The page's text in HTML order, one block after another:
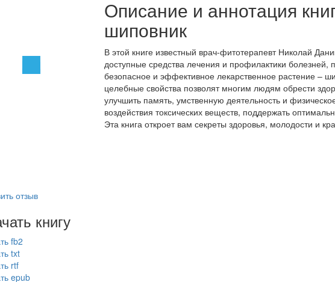
отзыв
книгу
fb2
txt
rtf
epub
Описание и аннотация
шиповник
В этой книге известный врач-фитотерапевт Николай
доступные средства лечения и профилактики
безопасное и эффективное лекарственное растение –
целебные свойства позволят многим людям обрести
улучшить память, умственную деятельность и
воздействия токсических веществ, поддержать
Эта книга откроет вам секреты здоровья, молодости и